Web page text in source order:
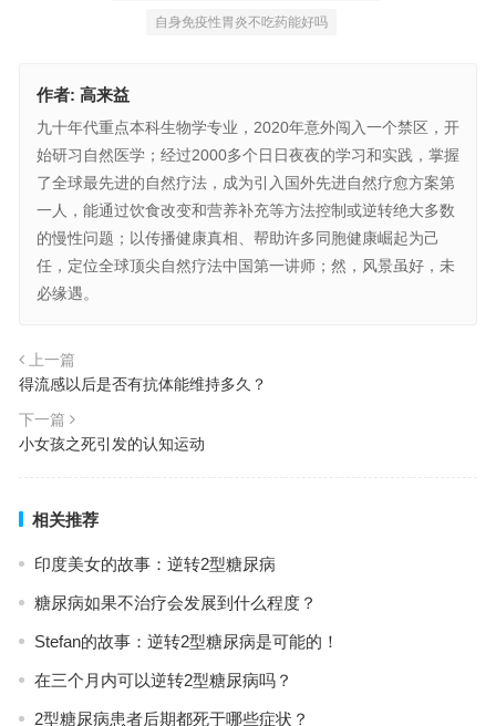
自身免疫性胃炎不吃药能好吗
作者: 高来益
九十年代重点本科生物学专业，2020年意外闯入一个禁区，开
始研习自然医学；经过2000多个日日夜夜的学习和实践，掌握
了全球最先进的自然疗法，成为引入国外先进自然疗愈方案第
一人，能通过饮食改变和营养补充等方法控制或逆转绝大多数
的慢性问题；以传播健康真相、帮助许多同胞健康崛起为己
任，定位全球顶尖自然疗法中国第一讲师；然，风景虽好，未
必缘遇。
上一篇
得流感以后是否有抗体能维持多久？
下一篇
小女孩之死引发的认知运动
相关推荐
印度美女的故事：逆转2型糖尿病
糖尿病如果不治疗会发展到什么程度？
Stefan的故事：逆转2型糖尿病是可能的！
在三个月内可以逆转2型糖尿病吗？
2型糖尿病患者后期都死于哪些症状？